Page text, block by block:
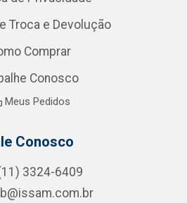
Troca e Devolução
Comprar
Conosco
Meus Pedidos
Conosco
3324-6409